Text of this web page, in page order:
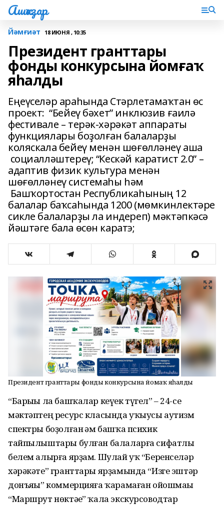
Ашҡаҙар
Йәмғиәт 18 ИЮНЯ , 10:35
Президент гранттары
фонды конкурсына йомғаҡ
яһалды
Еңеүселәр араһында Стәрлетамаҡтан өс
проект: “Бейеү бәхет” инклюзив ғаилә
фестивале – терәк-хәрәкәт аппараты
функциялары боҙолған балаларҙы
коляскала бейеү менән шөғөлләнеү аша
социалләштереү; “Кескәй каратист 2.0” –
адаптив физик культура менән
шөғөлләнеү системаһы һәм
Башҡортостан Республикаһының 12
балалар баҡсаһында 1200 (мөмкинлектәре
сикле балаларҙы ла индереп) мәктәпкәсә
йәштәге бала өсөн каратэ;
Президент гранттары фонды конкурсына йомғаҡ яһалды
“Барыһы ла башҡалар кеүек түгел” – 24-се
мәктәптең ресурс класында уҡыусы аутизм
спектры боҙолған һәм башҡа психик
тайпылыштары булған балаларға сифатлы
белем алырға ярҙам. Шулай уҡ “Беренселәр
хәрәкәте” гранттары ярҙамында “Изге эштәр
донъяһы” коммерцияға ҡарамаған ойошмаһы
“Маршрут нөктәһе” ҡала экскурсоводтар